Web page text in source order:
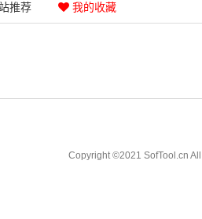
推荐 我的收藏
Copyright ©2021 SofTool.cn